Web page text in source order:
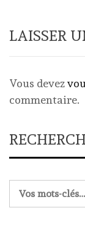
LAISSER
Vous devez
commentaire.